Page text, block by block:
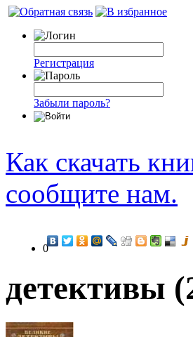
Регистрация
Забыли пароль?
Как скачать
сообщите нам.
0
детективы